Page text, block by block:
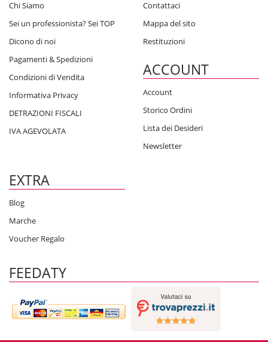
Chi Siamo
Sei un professionista? Sei TOP
Dicono di noi
Pagamenti & Spedizioni
Condizioni di Vendita
Informativa Privacy
DETRAZIONI FISCALI
IVA AGEVOLATA
Contattaci
Mappa del sito
Restituzioni
ACCOUNT
Account
Storico Ordini
Lista dei Desideri
Newsletter
EXTRA
Blog
Marche
Voucher Regalo
FEEDATY